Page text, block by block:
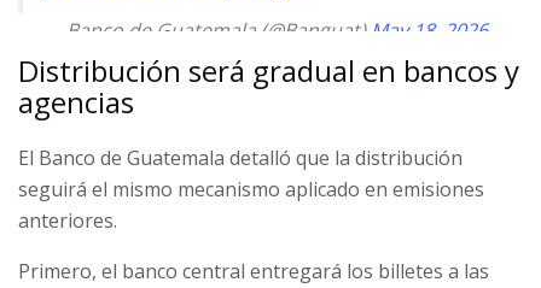
— Banco de Guatemala (@Banguat) May 18, 2026
Distribución será gradual en bancos y
agencias
El Banco de Guatemala detalló que la distribución
seguirá el mismo mecanismo aplicado en emisiones
anteriores.
Primero, el banco central entregará los billetes a las